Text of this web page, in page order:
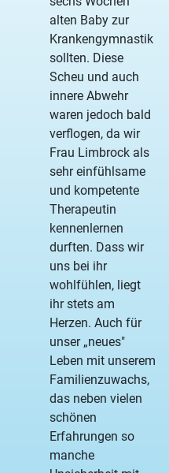
alten Baby zur
Krankengymnastik
sollten. Diese
Scheu und auch
innere Abwehr
waren jedoch bald
verflogen, da wir
Frau Limbrock als
sehr einfühlsame
und kompetente
Therapeutin
kennenlernen
durften. Dass wir
uns bei ihr
wohlfühlen, liegt
ihr stets am
Herzen. Auch für
unser „neues"
Leben mit unserem
Familienzuwachs,
das neben vielen
schönen
Erfahrungen so
manche